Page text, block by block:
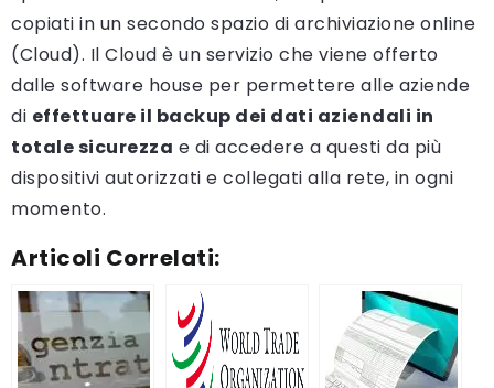
copiati in un secondo spazio di archiviazione online
(Cloud). Il Cloud è un servizio che viene offerto
dalle software house per permettere alle aziende
di effettuare il backup dei dati aziendali in
totale sicurezza e di accedere a questi da più
dispositivi autorizzati e collegati alla rete, in ogni
momento.
Articoli Correlati: